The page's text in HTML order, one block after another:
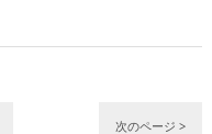
次のページ >